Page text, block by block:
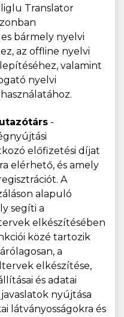
Translator
bármely nyelvi
az offline nyelvi
valamint
nyelvi
-
előfizetési díjat
elérhető, és amely
A
alapuló
segíti a
elkészítésében
közé tartozik
a
elkészítése,
és adatai
nyújtása
látványosságokra és